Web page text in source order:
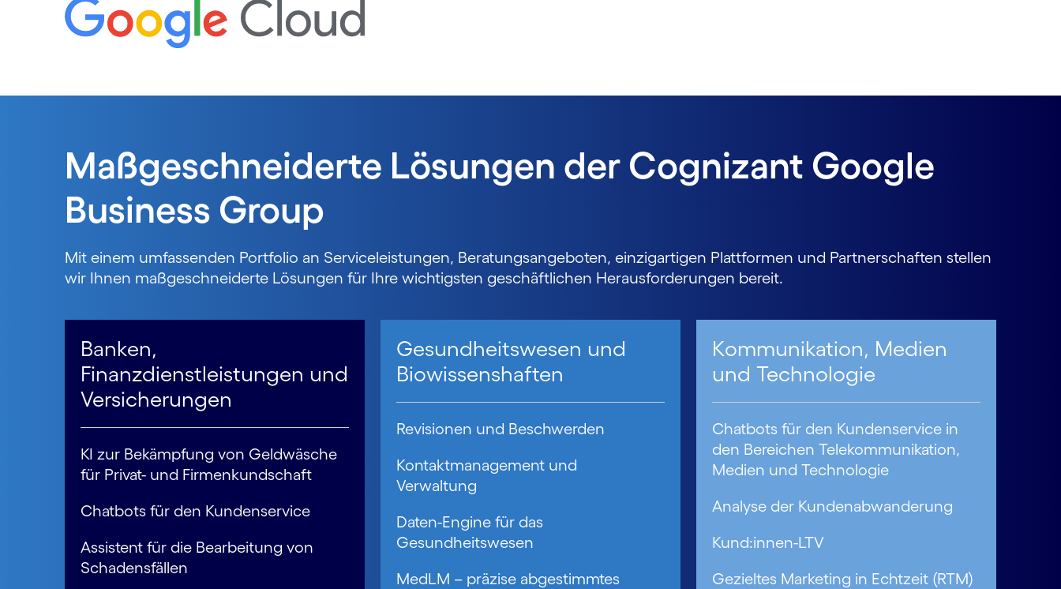
Maßgeschneiderte Lösungen der Cognizant Google
Business Group
Mit einem umfassenden Portfolio an Serviceleistungen, Beratungsangeboten, einzigartigen Plattformen und Partnerschaften stellen
wir Ihnen maßgeschneiderte Lösungen für Ihre wichtigsten geschäftlichen Herausforderungen bereit.
Banken,
Finanzdienstleistungen und
Versicherungen
KI zur Bekämpfung von Geldwäsche
für Privat- und Firmenkundschaft
Chatbots für den Kundenservice
Assistent für die Bearbeitung von
Schadensfällen
Gesundheitswesen und
Biowissenshaften
Revisionen und Beschwerden
Kontaktmanagement und
Verwaltung
Daten-Engine für das
Gesundheitswesen
MedLM – präzise abgestimmtes
Kommunikation, Medien
und Technologie
Chatbots für den Kundenservice in
den Bereichen Telekommunikation,
Medien und Technologie
Analyse der Kundenabwanderung
Kund:innen-LTV
Gezieltes Marketing in Echtzeit (RTM)